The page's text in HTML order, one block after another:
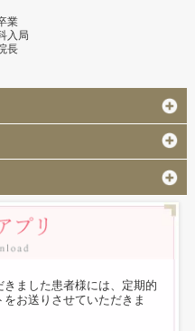
業
入局
長
ました患者様には、定期的
お送りさせていただきま